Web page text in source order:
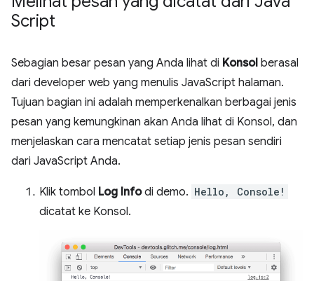
Script
Sebagian besar pesan yang Anda lihat di Konsol berasal
dari developer web yang menulis JavaScript halaman.
Tujuan bagian ini adalah memperkenalkan berbagai jenis
pesan yang kemungkinan akan Anda lihat di Konsol, dan
menjelaskan cara mencatat setiap jenis pesan sendiri
dari JavaScript Anda.
Klik tombol Log Infodi demo. Hello, Console!
dicatat ke Konsol.